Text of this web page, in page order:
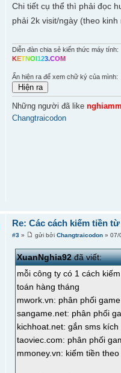
Chi tiết cụ thể thì phải đọc
phải 2k visit/ngày (theo
Diễn đàn chia sẻ kiến thức máy tính:
KETNOI123.COM
Ấn hiện ra để xem chữ ký của mình:
Những người đã like
Changtraicodon
Re: Các cách kiếm tiền
#3 » gửi bởiChangtraicodon » 07/
XuanNghia92đã viết:
mỗi công ty có 1 cách
toán hàng tháng
mwork.vn: phân phối
sangame.net: phân phối
kichhoat.net: gắn sms
taoviec.com: phân phối
mmoney.vn: kiếm tiền